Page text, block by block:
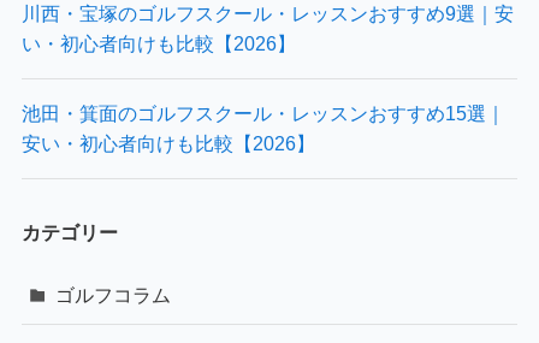
川西・宝塚のゴルフスクール・レッスンおすすめ9選｜安
い・初心者向けも比較【2026】
池田・箕面のゴルフスクール・レッスンおすすめ15選｜
安い・初心者向けも比較【2026】
カテゴリー
ゴルフコラム